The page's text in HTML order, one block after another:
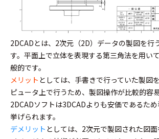
2DCADとは、2次元（2D）データの製図を行
す。平面上で立体を表現する第三角法を用い
般的です。
メリット としては、手書きで行っていた製図
ピュータ上で行うため、製図操作が比較的容
2DCADソフトは3DCADよりも安価であるた
挙げられます。
デメリット としては、2次元で製図された図